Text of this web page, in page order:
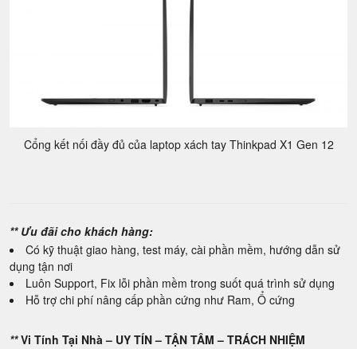
Cổng kết nối đầy đủ của laptop xách tay Thinkpad X1 Gen 12
** Ưu đãi cho khách hàng:
Có kỹ thuật giao hàng, test máy, cài phần mềm, hướng dẫn sử
dụng tận nơi
Luôn Support, Fix lỗi phần mềm trong suốt quá trình sử dụng
Hỗ trợ chi phí nâng cấp phần cứng như Ram, Ổ cứng
**Vi Tính Tại Nhà – UY TÍN – TẬN TÂM – TRÁCH NHIỆM